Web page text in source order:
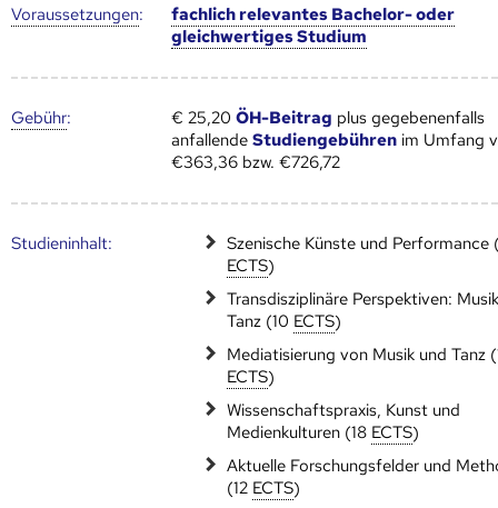
Voraus­setzungen:
fachlich relevantes Bachelor- oder
gleichwertiges Studium
Gebühr: € 25,20ÖH-Beitrag plus gegebenenfalls
anfallendeStudiengebühren im Umfang
€363,36 bzw. €726,72
Studien­inhalt:
Szenische Künste und Performance
ECTS)
Transdisziplinäre Perspektiven:
Tanz (10 ECTS)
Mediatisierung von Musik und Tanz
ECTS)
Wissenschaftspraxis, Kunst und
Medienkulturen (18 ECTS)
Aktuelle Forschungsfelder und
(12 ECTS)